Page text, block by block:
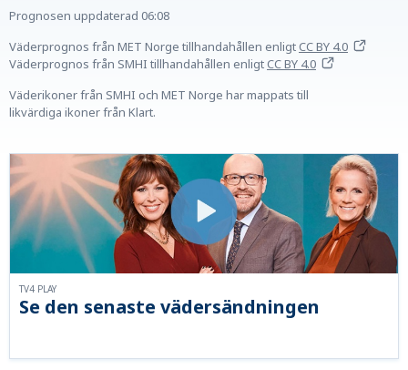
Prognosen uppdaterad 06:08
Väderprognos från MET Norge tillhandahållen enligtCC BY 4.0
Väderprognos från SMHI tillhandahållen enligtCC BY 4.0
Väderikoner från SMHI och MET Norge har mappats till
likvärdiga ikoner från Klart.
Se den senaste vädersändningen
TV4 PLAY